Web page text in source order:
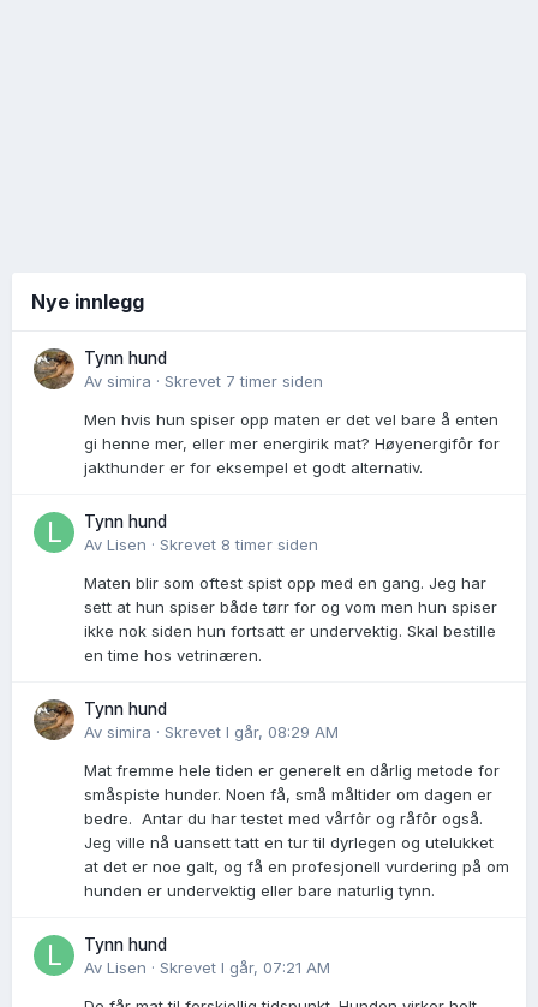
Nye innlegg
Tynn hund
Av simira · Skrevet 7 timer siden
Men hvis hun spiser opp maten er det vel bare å enten
gi henne mer, eller mer energirik mat? Høyenergifôr for
jakthunder er for eksempel et godt alternativ.
Tynn hund
Av Lisen · Skrevet 8 timer siden
Maten blir som oftest spist opp med en gang. Jeg har
sett at hun spiser både tørr for og vom men hun spiser
ikke nok siden hun fortsatt er undervektig. Skal bestille
en time hos vetrinæren.
Tynn hund
Av simira · Skrevet I går, 08:29 AM
Mat fremme hele tiden er generelt en dårlig metode for
småspiste hunder. Noen få, små måltider om dagen er
bedre. Antar du har testet med vårfôr og råfôr også.
Jeg ville nå uansett tatt en tur til dyrlegen og utelukket
at det er noe galt, og få en profesjonell vurdering på om
hunden er undervektig eller bare naturlig tynn.
Tynn hund
Av Lisen · Skrevet I går, 07:21 AM